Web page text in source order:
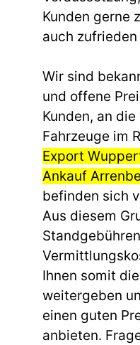
Kunden gerne
auch
Wir sind
und offene
Kunden, an
Fahrzeuge im
Export
Ankauf
befinden sich
Aus diesem
Ihnen somit
weitergeben
einen guten
anbieten.